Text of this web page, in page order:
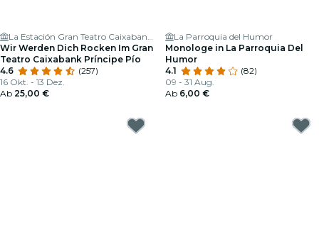
La Estación Gran Teatro Caixabank Príncipe Pío
Wir Werden Dich Rocken Im Gran
Teatro Caixabank Príncipe Pío
4.6
(257)
16 Okt. - 13 Dez.
Ab 25,00 €
La Parroquia del Humor
Monologe in La Parroquia Del
Humor
4.1
(82)
09 - 31 Aug.
Ab 6,00 €